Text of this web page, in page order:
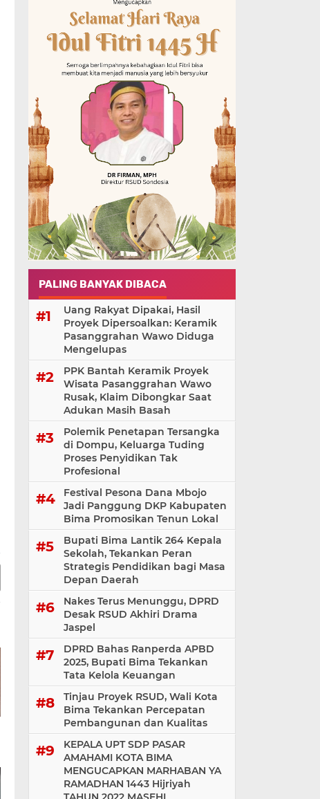
PALING BANYAK DIBACA
Uang Rakyat Dipakai, Hasil
Proyek Dipersoalkan: Keramik
Pasanggrahan Wawo Diduga
Mengelupas
PPK Bantah Keramik Proyek
Wisata Pasanggrahan Wawo
Rusak, Klaim Dibongkar Saat
Adukan Masih Basah
Polemik Penetapan Tersangka
di Dompu, Keluarga Tuding
Proses Penyidikan Tak
Profesional
Festival Pesona Dana Mbojo
Jadi Panggung DKP Kabupaten
Bima Promosikan Tenun Lokal
Bupati Bima Lantik 264 Kepala
Sekolah, Tekankan Peran
Strategis Pendidikan bagi Masa
Depan Daerah
Nakes Terus Menunggu, DPRD
Desak RSUD Akhiri Drama
Jaspel
DPRD Bahas Ranperda APBD
2025, Bupati Bima Tekankan
Tata Kelola Keuangan
Tinjau Proyek RSUD, Wali Kota
Bima Tekankan Percepatan
Pembangunan dan Kualitas
KEPALA UPT SDP PASAR
AMAHAMI KOTA BIMA
MENGUCAPKAN MARHABAN YA
RAMADHAN 1443 Hijriyah